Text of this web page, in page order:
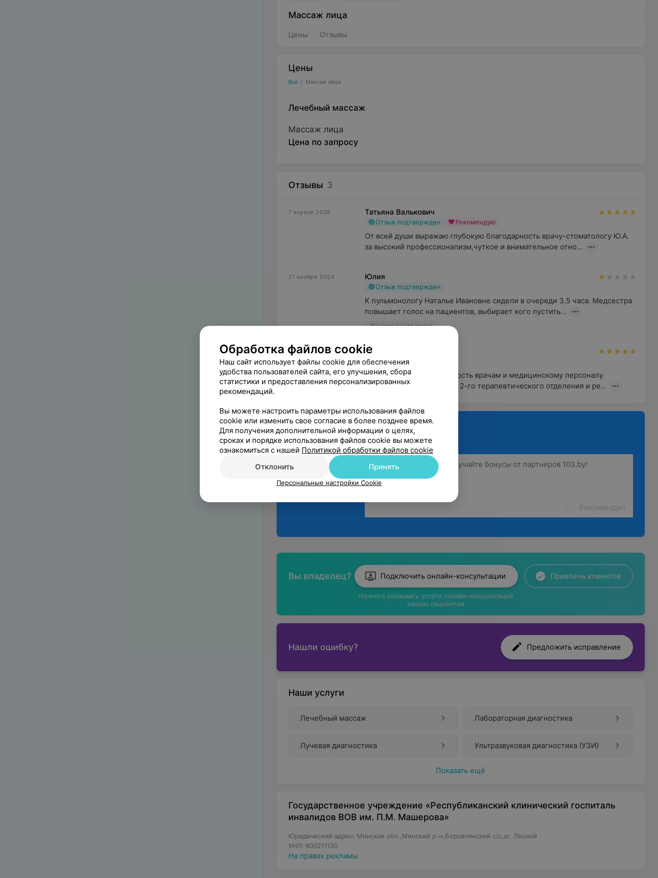
Массаж лица
Цены Отзывы
Цены
Все / Массаж лица
Лечебный массаж
Массаж лица
Цена по запросу
Отзывы 3
7 апреля 2026 Татьяна Валькович
Отзыв подтвержден Рекомендую
От всей души выражаю глубокую благодарность врачу-стоматологу Ю.А.
за высокий профессионализм,чуткое и внимательное отно...
21 ноября 2024 Юлия
Отзыв подтвержден
К пульмонологу Наталье Ивановне сидели в очереди 3,5 часа. Медсестра
повышает голос на пациентов, выбирает кого пустить...
Консультация врача
28 марта 2024 Рудницкая М.В.
Отзыв подтвержден
Хочу выразить благодарность врачам и медицинскому персоналу
госпиталя ветеранов ВОВ 2-го терапевтического отделения и ре...
Поделитесь
мнением
Рекомендую
Вы владелец? Подключить онлайн-консультации
Начните оказывать услуги онлайн-консультаций
вашим пациентам
Привлечь клиентов
Нашли ошибку? Предложить исправление
Наши услуги
Лечебный массаж Лабораторная диагностика
Лучевая диагностика Ультразвуковая диагностика (УЗИ)
Показать ещё
Государственное учреждение «Республиканский клинический госпиталь
инвалидов ВОВ им. П.М. Машерова»
Юридический адрес: Минская обл.,Минский р-н,Боровлянский с/с,аг. Лесной
УНП: 600211130
На правах рекламы
Обработка файлов cookie
Наш сайт использует файлы cookie для обеспечения
удобства пользователей сайта, его улучшения, сбора
статистики и предоставления персонализированных
рекомендаций.
Вы можете настроить параметры использования файлов
cookie или изменить свое согласие в более позднее время.
Для получения дополнительной информации о целях,
сроках и порядке использования файлов cookie вы можете
ознакомиться с нашей Политикой обработки файлов cookie
Отклонить
Принять
Персональные настройки Cookie